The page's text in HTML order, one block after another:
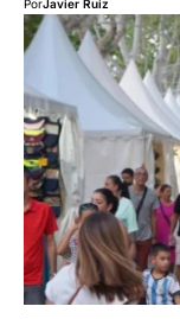
PorJavier Ruiz